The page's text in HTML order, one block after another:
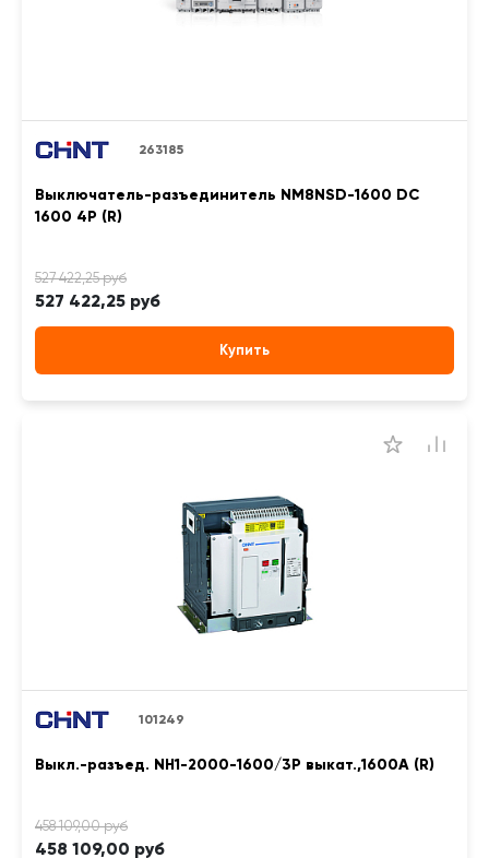
263185
Выключатель-разъединитель NM8NSD-1600 DC
1600 4P (R)
527 422,25 руб
Купить
101249
Выкл.-разъед. NH1-2000-1600/3P выкат.,1600А (R)
458 109,00 руб